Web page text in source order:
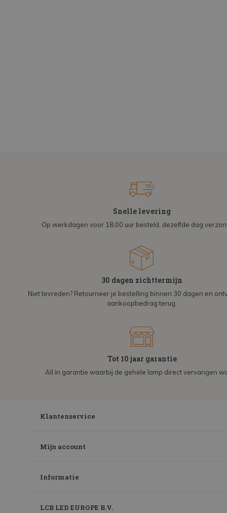
Snelle levering
Op werkdagen voor 18:00 uur besteld, dezelfde dag
30 dagen zichttermijn
Niet tevreden? Retourneer je bestelling binnen 30 dagen en
aankoopbedrag terug.
Tot 10 jaar garantie
All in garantie waarbij de gehele lamp direct vervangen
Klantenservice
Mijn account
Informatie
LCB LED EUROPE B.V.